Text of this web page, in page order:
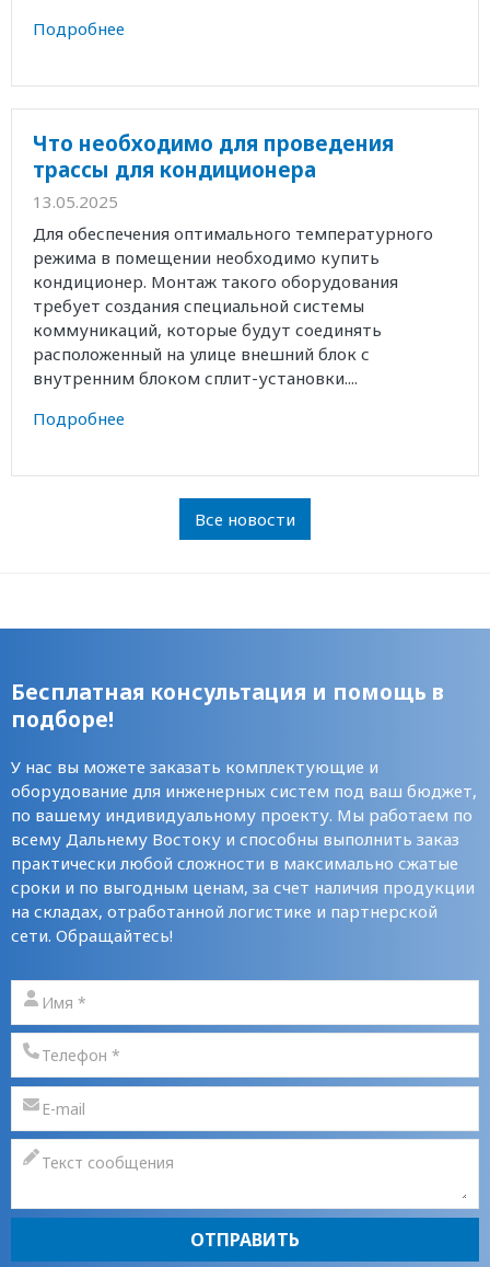
Подробнее
Что необходимо для проведения
трассы для кондиционера
13.05.2025
Для обеспечения оптимального температурного
режима в помещении необходимо купить
кондиционер. Монтаж такого оборудования
требует создания специальной системы
коммуникаций, которые будут соединять
расположенный на улице внешний блок с
внутренним блоком сплит-установки....
Подробнее
Все новости
Бесплатная консультация и помощь в
подборе!
У нас вы можете заказать комплектующие и
оборудование для инженерных систем под ваш бюджет,
по вашему индивидуальному проекту. Мы работаем по
всему Дальнему Востоку и способны выполнить заказ
практически любой сложности в максимально сжатые
сроки и по выгодным ценам, за счет наличия продукции
на складах, отработанной логистике и партнерской
сети. Обращайтесь!
ОТПРАВИТЬ